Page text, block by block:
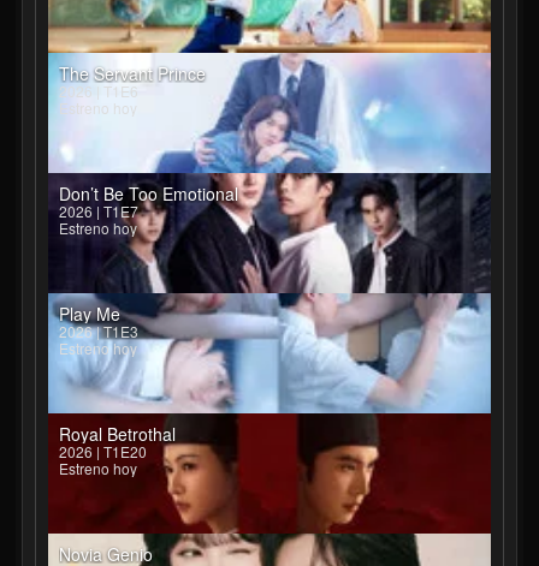
The Servant Prince
2026 | T1E6
Estreno hoy
Don’t Be Too Emotional
2026 | T1E7
Estreno hoy
Play Me
2026 | T1E3
Estreno hoy
Royal Betrothal
2026 | T1E20
Estreno hoy
Novia Genio